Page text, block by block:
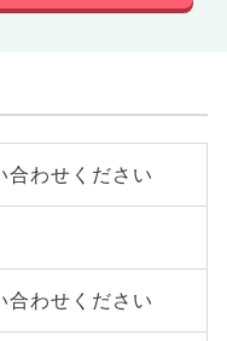
合わせください
合わせください